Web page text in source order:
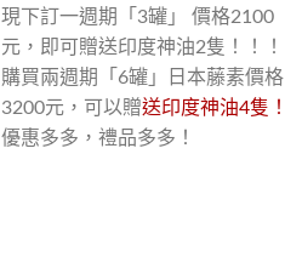
現下訂一週期「3罐」 價格2100
元，即可贈送印度神油2隻！！！
購買兩週期「6罐」日本藤素價格
3200元，可以贈送印度神油4隻！
優惠多多，禮品多多！